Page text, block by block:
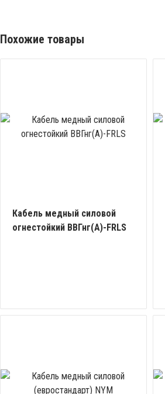
Похожие товары
Кабель медный силовой
огнестойкий ВВГнг(А)-FRLS